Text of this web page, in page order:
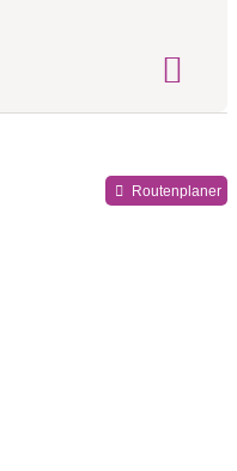
Routenplaner